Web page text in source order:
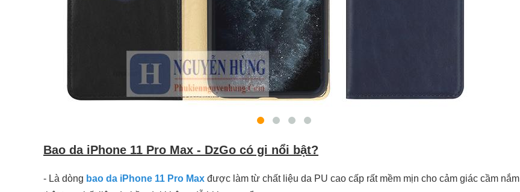
Bao da iPhone 11 Pro Max - DzGo có gi nổi bật?
- Là dòng bao da iPhone 11 Pro Max được làm từ chất liệu da PU cao cấp rất mềm mịn cho cảm giác cầm nắm